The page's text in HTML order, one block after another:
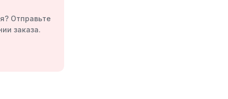
Отправьте
заказа.